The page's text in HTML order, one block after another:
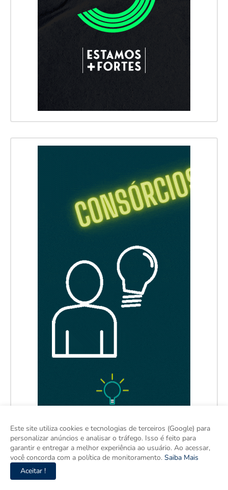
Este site utiliza cookies e tecnologias de terceiros (Google) para
personalizar anúncios e analisar o tráfego. Isso é feito para
garantir e entregar a melhor experiência ao usuário. Ao acessar,
você concorda com a política de monitoramento. Saiba Mais
Aceitar !